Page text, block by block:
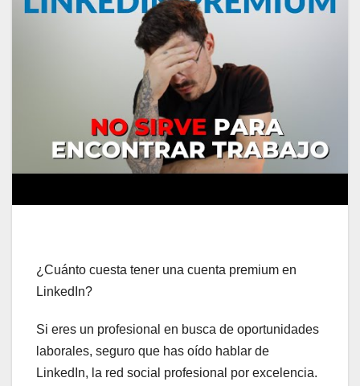
¿Cuánto cuesta tener una cuenta premium en
LinkedIn?
Si eres un profesional en busca de oportunidades
laborales, seguro que has oído hablar de
LinkedIn, la red social profesional por excelencia.